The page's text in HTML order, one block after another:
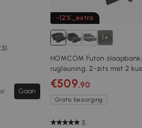
Gaan
-12%_extra
1+
HOMCOM Futon
rugleuning, 2-zits met 2
donkergrijs
€509,90
Gratis bezorging
5